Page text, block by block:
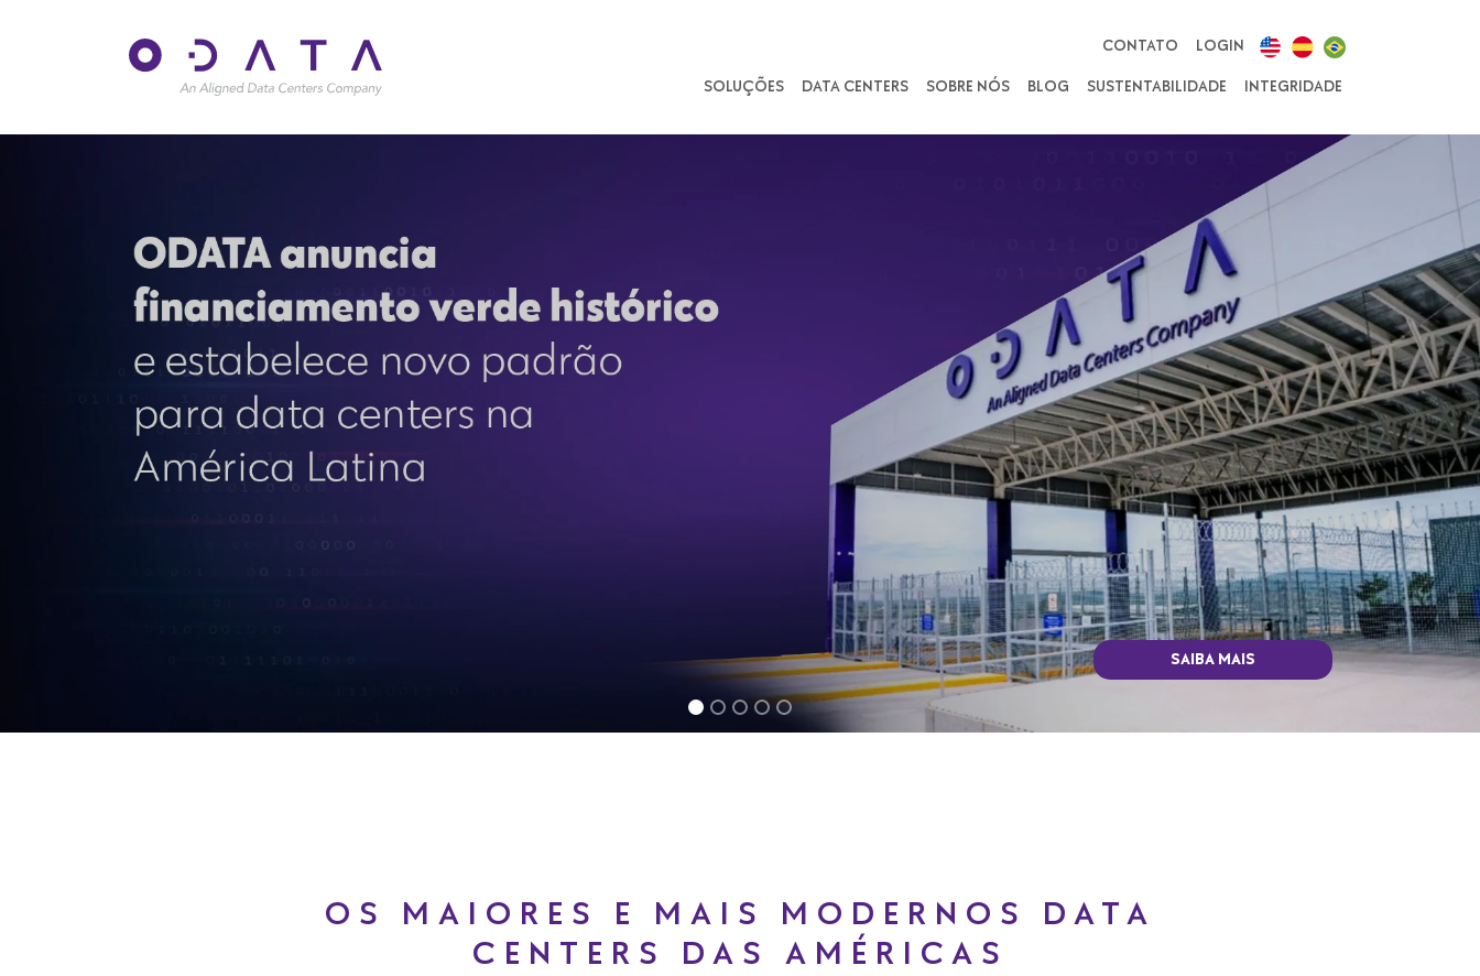
CONTATO LOGIN
SOLUÇÕES DATA CENTERS SOBRE NÓS BLOG SUSTENTABILIDADE INTEGRIDADE
SAIBA MAIS
OS MAIORES E MAIS MODERNOS DATA
CENTERS DAS AMÉRICAS